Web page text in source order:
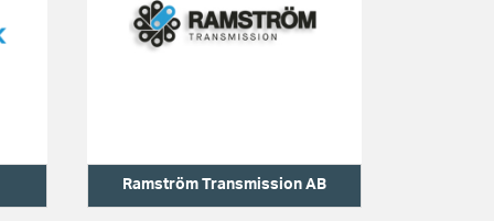
Ramström Transmission AB